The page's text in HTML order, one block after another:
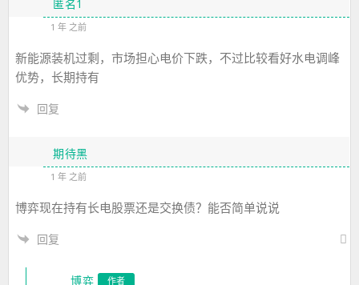
匿名1
1 年 之前
新能源装机过剩，市场担心电价下跌，不过比较看好水电调峰
优势，长期持有
回复
期待黑
1 年 之前
博弈现在持有长电股票还是交换债？能否简单说说
回复
博弈 作者